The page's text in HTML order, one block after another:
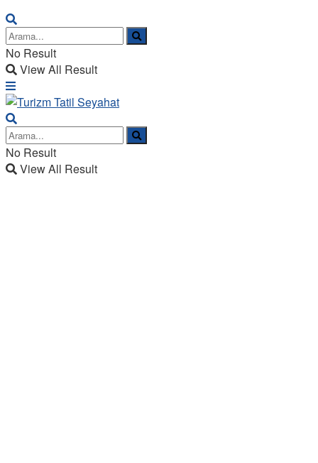
No Result
View All Result
No Result
View All Result